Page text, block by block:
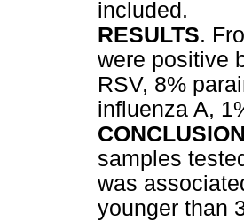
included.
RESULTS.
were positive
RSV, 8%
influenza A,
samples
was
younger than